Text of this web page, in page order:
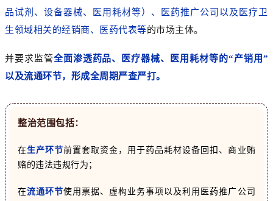
品试剂、设备器械、医用耗材等）、医药推广公司以及医疗卫
生领域相关的经销商、医药代表等的市场主体。
并要求监管全面渗透药品、医疗器械、医用耗材等的“产销用”
以及流通环节，形成全周期严查严打。
整治范围包括：
在生产环节前置套取资金，用于药品耗材设备回扣、商业贿
赂的违法违规行为；
在流通环节使用票据、虚构业务事项以及利用医药推广公司